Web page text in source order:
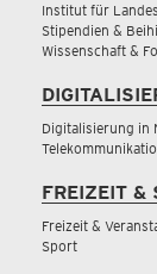
Institut für
Stipendien &
Wissenschaft &
Digitalisierung in
FREIZEIT &
Freizeit &
Sport